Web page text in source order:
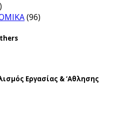
(96)
Εργασίας & ‘Aθλησης